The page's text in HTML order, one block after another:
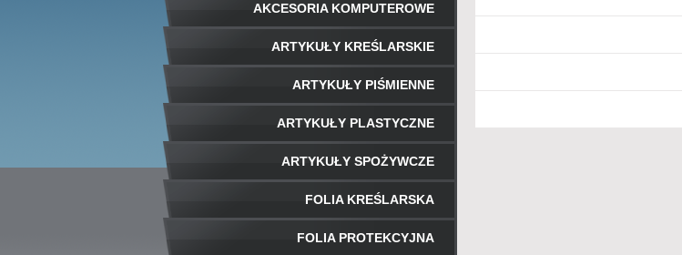
AKCESORIA KOMPUTEROWE
ARTYKUŁY KREŚLARSKIE
ARTYKUŁY PIŚMIENNE
ARTYKUŁY PLASTYCZNE
ARTYKUŁY SPOŻYWCZE
FOLIA KREŚLARSKA
FOLIA PROTEKCYJNA